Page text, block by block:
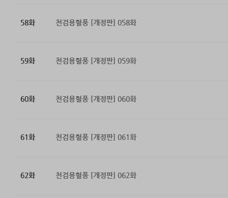
58화 천검용혈풍 [개정판] 058화
59화 천검용혈풍 [개정판] 059화
60화 천검용혈풍 [개정판] 060화
61화 천검용혈풍 [개정판] 061화
62화 천검용혈풍 [개정판] 062화